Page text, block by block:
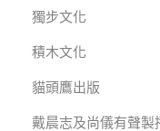
獨步文化
積木文化
貓頭鷹出版
戴晨志及尚儀有聲製